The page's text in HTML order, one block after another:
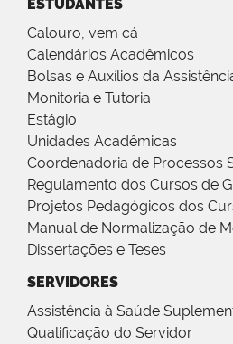
ESTUDANTES
Calouro, vem cá
Calendários Acadêmicos
Bolsas e Auxílios da
Monitoria e Tutoria
Estágio
Unidades Acadêmicas
Coordenadoria de Processos
Regulamento dos Cursos de
Projetos Pedagógicos dos
Manual de Normalização de
Dissertações e Teses
SERVIDORES
Assistência à Saúde
Qualificação do Servidor